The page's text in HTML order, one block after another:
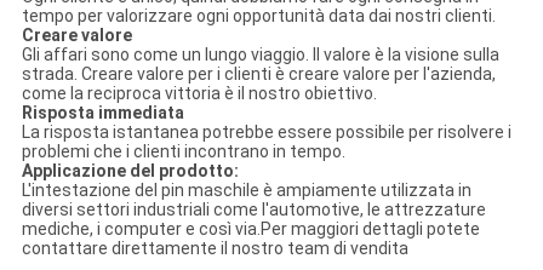
tempo per valorizzare ogni opportunità data dai nostri clienti.
Creare valore
Gli affari sono come un lungo viaggio. Il valore è la visione sulla
strada. Creare valore per i clienti è creare valore per l'azienda,
come la reciproca vittoria è il nostro obiettivo.
Risposta immediata
La risposta istantanea potrebbe essere possibile per risolvere i
problemi che i clienti incontrano in tempo.
Applicazione del prodotto:
L'intestazione del pin maschile è ampiamente utilizzata in
diversi settori industriali come l'automotive, le attrezzature
mediche, i computer e così via.Per maggiori dettagli potete
contattare direttamente il nostro team di vendita